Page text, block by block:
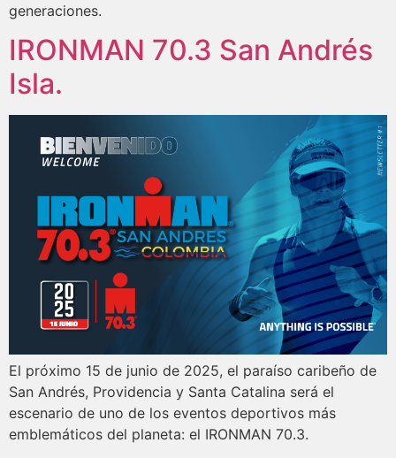
generaciones.
IRONMAN 70.3 San Andrés
Isla.
El próximo 15 de junio de 2025, el paraíso caribeño de
San Andrés, Providencia y Santa Catalina será el
escenario de uno de los eventos deportivos más
emblemáticos del planeta: el IRONMAN 70.3.